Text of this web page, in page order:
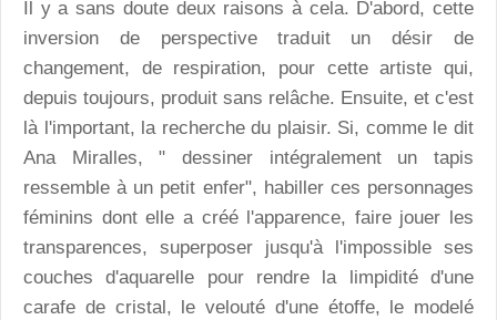
Il y a sans doute deux raisons à cela. D'abord, cette
inversion de perspective traduit un désir de
changement, de respiration, pour cette artiste qui,
depuis toujours, produit sans relâche. Ensuite, et c'est
là l'important, la recherche du plaisir. Si, comme le dit
Ana Miralles, " dessiner intégralement un tapis
ressemble à un petit enfer", habiller ces personnages
féminins dont elle a créé l'apparence, faire jouer les
transparences, superposer jusqu'à l'impossible ses
couches d'aquarelle pour rendre la limpidité d'une
carafe de cristal, le velouté d'une étoffe, le modelé